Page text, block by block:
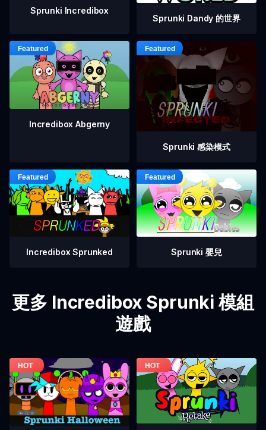
Sprunki Incredibox
Sprunki Dandy 的世界
Incredibox Abgerny
Sprunki 感染模式
Incredibox Sprunked Sprunki 嬰兒
更多 Incredibox Sprunki 模組
遊戲